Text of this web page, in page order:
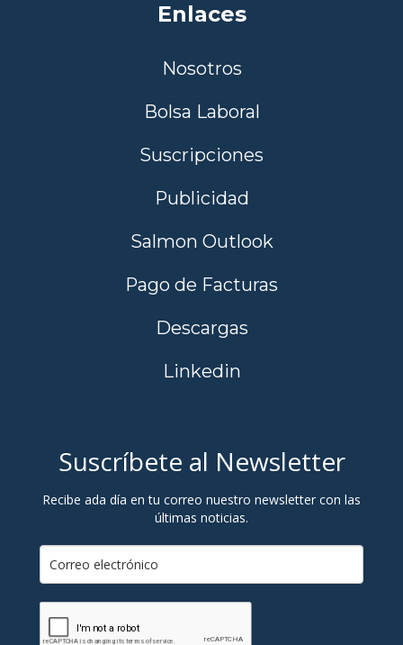
Enlaces
Nosotros
Bolsa Laboral
Suscripciones
Publicidad
Salmon Outlook
Pago de Facturas
Descargas
Linkedin
Suscríbete al Newsletter
Recibe ada día en tu correo nuestro newsletter con las
últimas noticias.